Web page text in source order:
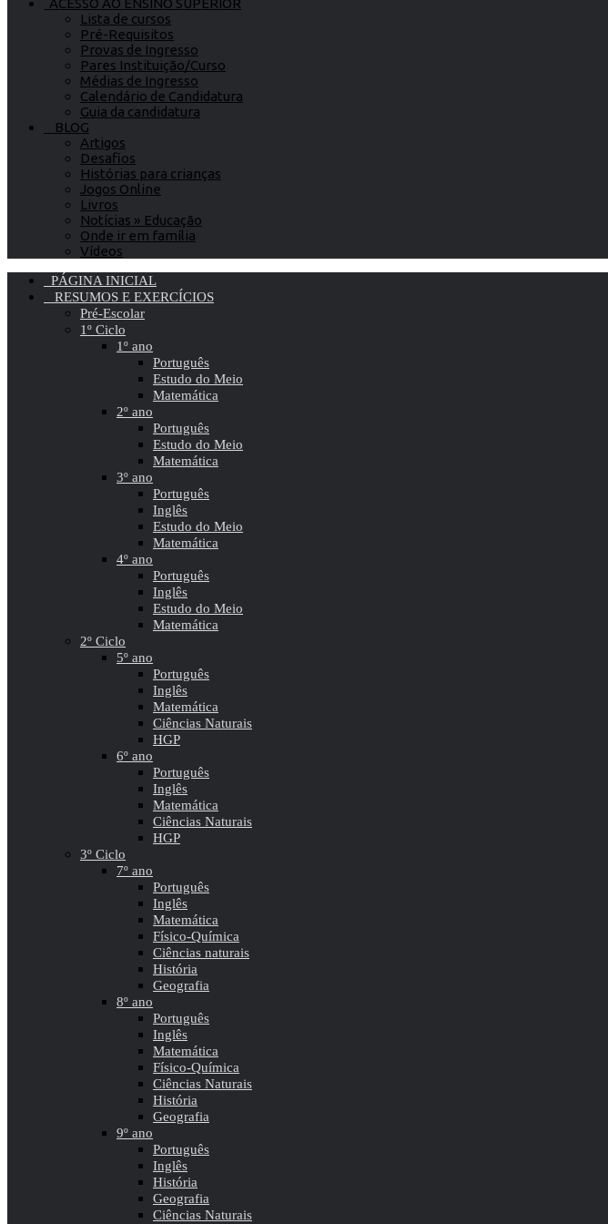
ACESSO AO ENSINO SUPERIOR
Lista de cursos
Pré-Requisitos
Provas de Ingresso
Pares Instituição/Curso
Médias de Ingresso
Calendário de Candidatura
Guia da candidatura
BLOG
Artigos
Desafios
Histórias para crianças
Jogos Online
Livros
Notícias » Educação
Onde ir em família
Vídeos
PÁGINA INICIAL
RESUMOS E EXERCÍCIOS
Pré-Escolar
1º Ciclo
1º ano
Português
Estudo do Meio
Matemática
2º ano
Português
Estudo do Meio
Matemática
3º ano
Português
Inglês
Estudo do Meio
Matemática
4º ano
Português
Inglês
Estudo do Meio
Matemática
2º Ciclo
5º ano
Português
Inglês
Matemática
Ciências Naturais
HGP
6º ano
Português
Inglês
Matemática
Ciências Naturais
HGP
3º Ciclo
7º ano
Português
Inglês
Matemática
Físico-Química
Ciências naturais
História
Geografia
8º ano
Português
Inglês
Matemática
Físico-Química
Ciências Naturais
História
Geografia
9º ano
Português
Inglês
História
Geografia
Ciências Naturais